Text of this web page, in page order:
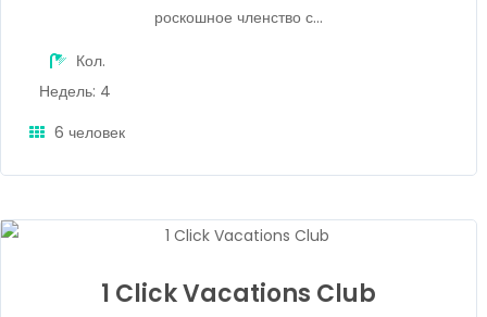
роскошное членство с...
Кол.
Недель: 4
6 человек
1 Click Vacations Club